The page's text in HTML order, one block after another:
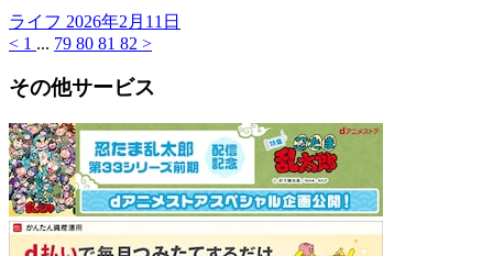
ライフ 2026年2月11日
< 1 ... 79 80 81 82 >
その他サービス